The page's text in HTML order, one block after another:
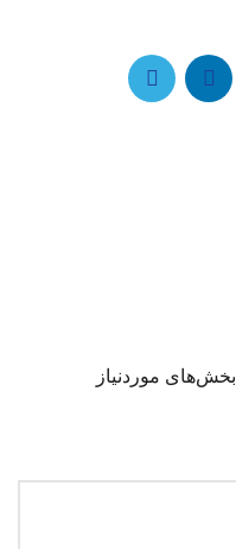
بخش‌های موردنیاز